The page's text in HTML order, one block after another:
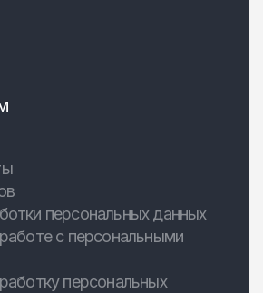
персональных данных
с персональными
персональных